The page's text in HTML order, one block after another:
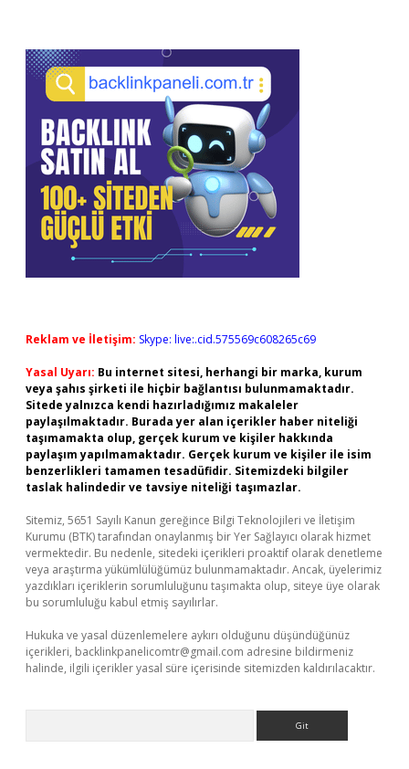
Reklam ve İletişim: Skype: live:.cid.575569c608265c69
Yasal Uyarı: Bu internet sitesi, herhangi bir marka, kurum
veya şahıs şirketi ile hiçbir bağlantısı bulunmamaktadır.
Sitede yalnızca kendi hazırladığımız makaleler
paylaşılmaktadır. Burada yer alan içerikler haber niteliği
taşımamakta olup, gerçek kurum ve kişiler hakkında
paylaşım yapılmamaktadır. Gerçek kurum ve kişiler ile isim
benzerlikleri tamamen tesadüfidir. Sitemizdeki bilgiler
taslak halindedir ve tavsiye niteliği taşımazlar.
Sitemiz, 5651 Sayılı Kanun gereğince Bilgi Teknolojileri ve İletişim
Kurumu (BTK) tarafından onaylanmış bir Yer Sağlayıcı olarak hizmet
vermektedir. Bu nedenle, sitedeki içerikleri proaktif olarak denetleme
veya araştırma yükümlülüğümüz bulunmamaktadır. Ancak, üyelerimiz
yazdıkları içeriklerin sorumluluğunu taşımakta olup, siteye üye olarak
bu sorumluluğu kabul etmiş sayılırlar.
Hukuka ve yasal düzenlemelere aykırı olduğunu düşündüğünüz
içerikleri, backlinkpanelicomtr@gmail.com adresine bildirmeniz
halinde, ilgili içerikler yasal süre içerisinde sitemizden kaldırılacaktır.